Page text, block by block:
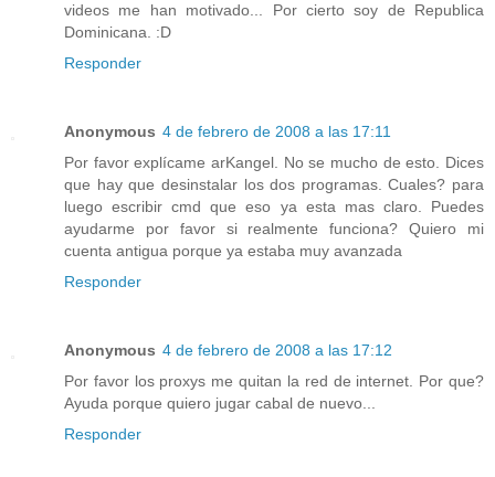
videos me han motivado... Por cierto soy de Republica
Dominicana. :D
Responder
Anonymous 4 de febrero de 2008 a las 17:11
Por favor explícame arKangel. No se mucho de esto. Dices
que hay que desinstalar los dos programas. Cuales? para
luego escribir cmd que eso ya esta mas claro. Puedes
ayudarme por favor si realmente funciona? Quiero mi
cuenta antigua porque ya estaba muy avanzada
Responder
Anonymous 4 de febrero de 2008 a las 17:12
Por favor los proxys me quitan la red de internet. Por que?
Ayuda porque quiero jugar cabal de nuevo...
Responder